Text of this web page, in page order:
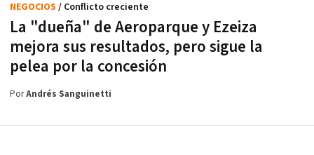
La "dueña" de Aeroparque y Ezeiza
mejora sus resultados, pero sigue la
pelea por la concesión
NEGOCIOS / Conflicto creciente
PorAndrés Sanguinetti